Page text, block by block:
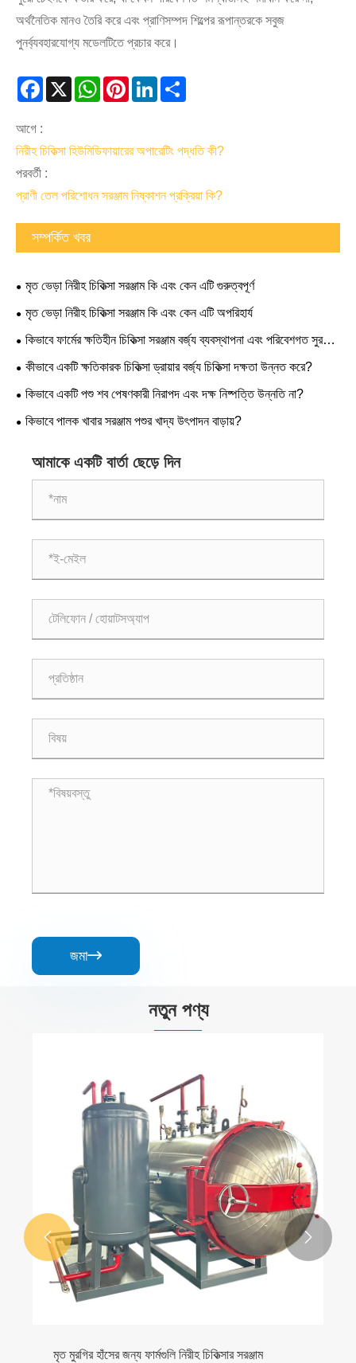
অর্থনৈতিক মানও তৈরি করে এবং প্রাণিসম্পদ শিল্পের রূপান্তরকে সবুজ
পুনর্ব্যবহারযোগ্য মডেলটিতে প্রচার করে।
Facebook
X WhatsAppPinterestLinkedIn
আগে :
নিরীহ চিকিত্সা হিউমিডিফায়ারের অপারেটিং পদ্ধতি কী?
পরবর্তী :
প্রাণী তেল পরিশোধন সরঞ্জাম নিষ্কাশন প্রক্রিয়া কি?
সম্পর্কিত খবর
মৃত ভেড়া নিরীহ চিকিত্সা সরঞ্জাম কি এবং কেন এটি গুরুত্বপূর্ণ
মৃত ভেড়া নিরীহ চিকিত্সা সরঞ্জাম কি এবং কেন এটি অপরিহার্য
কিভাবে ফার্মের ক্ষতিহীন চিকিত্সা সরঞ্জাম বর্জ্য ব্যবস্থাপনা এবং পরিবেশগত সুরক্ষা
উন্নত করে?
কীভাবে একটি ক্ষতিকারক চিকিত্সা ড্রায়ার বর্জ্য চিকিত্সা দক্ষতা উন্নত করে?
কিভাবে একটি পশু শব পেষণকারী নিরাপদ এবং দক্ষ নিষ্পত্তি উন্নতি না?
কিভাবে পালক খাবার সরঞ্জাম পশুর খাদ্য উৎপাদন বাড়ায়?
আমাকে একটি বার্তা ছেড়ে দিন
জমা
নতুন পণ্য
মৃত মুরগির হাঁসের জন্য ফার্মগুলি নিরীহ চিকিত্সার সরঞ্জাম
 